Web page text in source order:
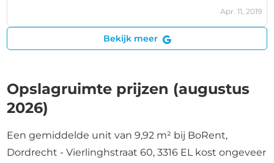
Apr. 11, 2019
Bekijk meer
Opslagruimte prijzen (augustus
2026)
Een gemiddelde unit van 9,92 m² bij BoRent,
Dordrecht - Vierlinghstraat 60, 3316 EL kost ongeveer